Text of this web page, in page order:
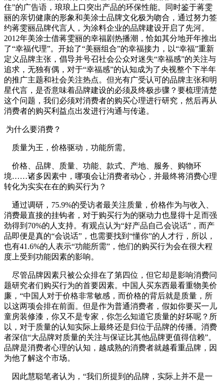
住”的广告语，琅琅上口突出产品的环保性能。同时鉴于蒋雯
丽的亲切健康的形象和美涂士品牌文化极为吻合，通过努力签
约蒋雯丽品牌代言人，为涂料企业的品牌建设开启了先河。
2012年美涂士借蒋雯丽的幸福剧热播潮，恰如其分地开年推出
了“幸福代理”。开始了“美丽组合”的幸福接力，以“幸福”重新
定义品牌主张，倡导并号召社会公众对迷失“幸福感”的关注与
追求，无独有偶，对于“幸福感”的认知成为了央视整个下半年
的推广主题和社会关注热点。但光有广受认可的品牌主张和明
星代言，是否意味着品牌建设的必须及终极步骤？要梳理清楚
这个问题，我们必须对消费者的购买心理进行研究，然后再从
消费者的购买利益点出发进行沟通与传递。
为什么要消费？
质量为王，价格驱动，功能所需。
价格、品牌、质量、功能、款式、产地、服务、购物环
境……诸多因素中，哪项会让消费者动心，并最终将消费心理
转化为实实在在的购买行为？
通过调研，75.9%的受访者最关注质量，价格作为与收入、
消费最直接的挂钩者，对于购买行为的驱动力也显得十足而强
劲得到70%的人支持。有观点认为“好产品自己会说话”，而产
品即便是真的“会说话”，也需要找到“懂你”的人才行，所以，
也有41.6%的人表示“功能所需”，他们的购买行为会在很大程
度上受到功能因素的影响。
尽管品牌因素只被公众排在了第四位，但它却是影响消费问
题研究者们购买行为的首要因素。中国人买东西最看重物美价
廉，“中国人对于价格非常敏感，而价格的背后就是质量，所
以这两项会排在前面。但是作为普通消费者，假如你要买一儿
童房装修漆，你又不是专家，你怎么知道它质量的好坏呢？所
以，对于质量的认知实际上最终还是归位于品牌的传播。消费
者深信“大品牌对质量的关注与保证比其他品牌更值得信赖”。
品牌是消费者心理的认知，越成熟的消费者就越看重品牌，因
为他了解这个市场。
因此慧聪笔者认为，“我们所提到的品牌，实际上并不是一